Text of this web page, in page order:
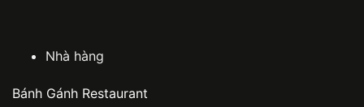
Nhà hàng
Bánh Gánh Restaurant